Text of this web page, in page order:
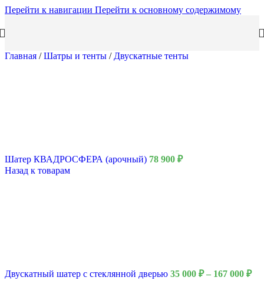
Перейти к навигации Перейти к основному содержимому
Главная / Шатры и тенты / Двускатные тенты
Шатер КВАДРОСФЕРА (арочный) 78 900 ₽
Назад к товарам
Двускатный шатер с стеклянной дверью 35 000 ₽ – 167 000 ₽